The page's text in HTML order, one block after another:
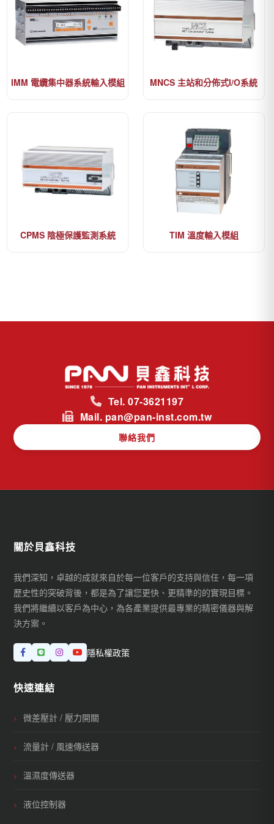
IMM 電纜集中器系統輸入模組 MNCS 主站和分佈式I/O系統
CPMS 陰極保護監測系統 TIM 溫度輸入模組
Tel. 07-3621197
Mail. pan@pan-inst.com.tw
聯絡我們
關於貝鑫科技
我們深知，卓越的成就來自於每一位客戶的支持與信任，每一項
歷史性的突破背後，都是為了讓您更快、更精準的的實現目標。
我們將繼續以客戶為中心，為各產業提供最專業的精密儀器與解
決方案。
隱私權政策
快速連結
微差壓計 / 壓力開關
流量計 / 風速傳送器
溫濕度傳送器
液位控制器